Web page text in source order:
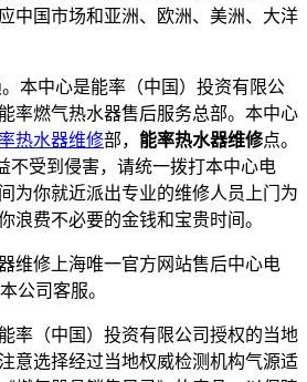
中国市场和亚洲、欧洲、美洲、大洋
本中心是能率（中国）投资有限公
率燃气热水器售后服务总部。本中心
热水器维修部， 能率热水器维修点。
不受到侵害，请统一拨打本中心电
为你就近派出专业的维修人员上门为
浪费不必要的金钱和宝贵时间。
维修上海唯一官方网站售后中心电
公司客服。
率（中国）投资有限公司授权的当地
意选择经过当地权威检测机构气源适